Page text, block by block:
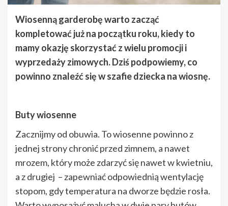
Wiosenną garderobę warto zacząć
kompletować już na początku roku, kiedy to
mamy okazję skorzystać z wielu promocji i
wyprzedaży zimowych. Dziś podpowiemy, co
powinno znaleźć się w szafie dziecka na wiosnę.
Buty wiosenne
Zacznijmy od obuwia. To wiosenne powinno z
jednej strony chronić przed zimnem, a nawet
mrozem, który może zdarzyć się nawet w kwietniu,
a z drugiej – zapewniać odpowiednią wentylację
stopom, gdy temperatura na dworze będzie rosła.